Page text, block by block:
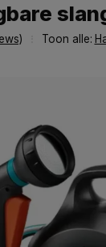
Toon alle: